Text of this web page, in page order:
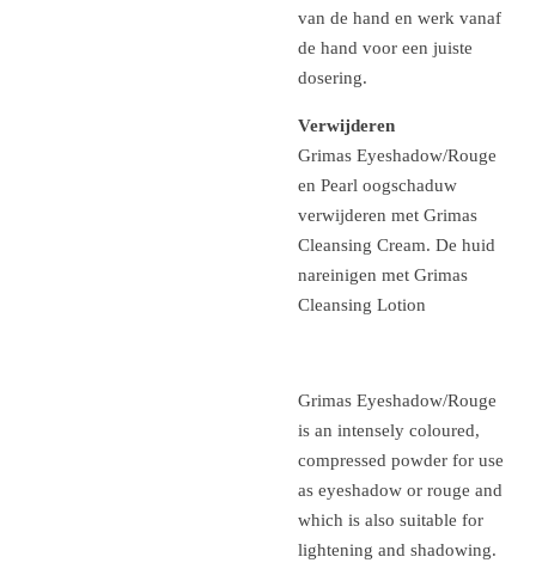
van de hand en werk vanaf
de hand voor een juiste
dosering.
Verwijderen
Grimas Eyeshadow/Rouge
en Pearl oogschaduw
verwijderen met Grimas
Cleansing Cream. De huid
nareinigen met Grimas
Cleansing Lotion
Grimas Eyeshadow/Rouge
is an intensely coloured,
compressed powder for use
as eyeshadow or rouge and
which is also suitable for
lightening and shadowing.